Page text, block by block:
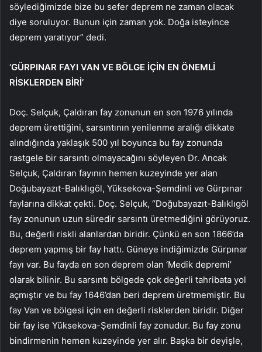
söylediğimizde bize bu sefer deprem ne zaman olacak
diye soruluyor. Bunun için zaman yok. Doğa isteyince
deprem yaratıyor” dedi.
‘GÜRPINAR FAYI VAN VE BÖLGE İÇİN EN ÖNEMLİ
RİSKLERDEN BİRİ’
Doç. Selçuk, Çaldıran fay zonunun en son 1976 yılında
deprem ürettiğini, sarsıntının yenilenme aralığı dikkate
alındığında yaklaşık 500 yıl boyunca bu fay zonunda
rastgele bir sarsıntı olmayacağını söyleyen Dr. Ancak
Selçuk, Çaldıran fayının hemen kuzeyinde yer alan
Doğubayazıt-Balıklıgöl, Yüksekova-Şemdinli ve Gürpınar
faylarına dikkat çekti. Doç. Selçuk, “Doğubayazıt-Balıklıgöl
fay zonunun uzun süredir sarsıntı üretmediğini görüyoruz.
Bu, değerli riskli alanlardan biridir. Çünkü en son 1866’da
deprem yapmış bir fay hattı. Güneye indiğimizde Gürpınar
fayı var. Bu fayda en son deprem olan ‘Medik depremi’
olarak bilinir. Bu sarsıntı bölgede çok değerli tahribata yol
açmıştır ve bu fay 1646’dan beri deprem üretmemiştir. Bu
fay Van ve bölgesi için en değerli risklerden biridir. Diğer
bir fay ise Yüksekova-Şemdinli fay zonudur. Bu fay zonu
bindirmenin hemen kuzeyinde yer alır. Başka bir deyişle,